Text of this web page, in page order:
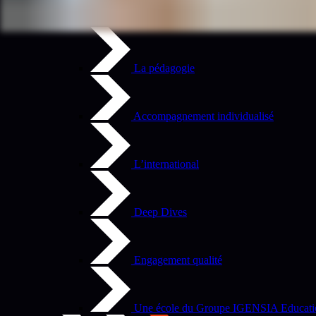
La pédagogie
Accompagnement individualisé
L’international
Deep Dives
Engagement qualité
Une école du Groupe IGENSIA